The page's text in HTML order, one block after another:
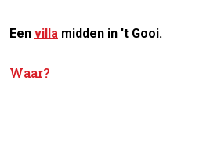
Een villa midden in 't Gooi.
Waar?